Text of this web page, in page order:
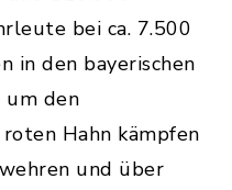
bei ca. 7.500
in den bayerischen
um den
Hahn kämpfen
und über